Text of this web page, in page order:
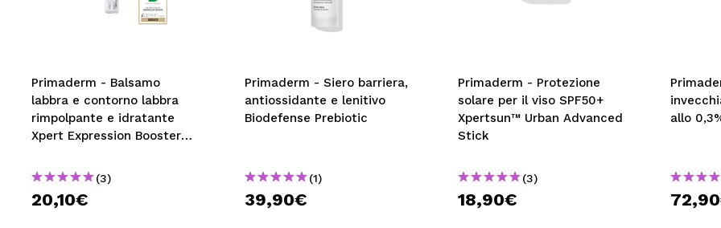
MAQUIFARMA
TRAVEL SIZE
NATURE
SPECIALE
OUTLET
Primaderm - Balsamo
labbra e contorno labbra
rimpolpante e idratante
Xpert Expression Booster
(3)
20,10€
Primaderm - Siero barriera,
antiossidante e lenitivo
Biodefense Prebiotic
(1)
39,90€
Primaderm - Protezione
solare per il viso SPF50+
Xpertsun™ Urban Advanced
Stick
(3)
18,90€
allo